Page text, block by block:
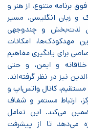
از هنر و
مسیر
امکانات
مفاهیم
و حتی
واتس‌اپ و
و شفاف
تعامل
پیشرفت